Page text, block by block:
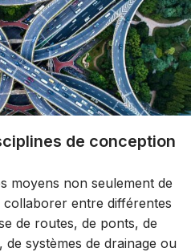
de conception
moyens non seulement de
collaborer entre différentes
de routes, de ponts, de
systèmes de drainage ou